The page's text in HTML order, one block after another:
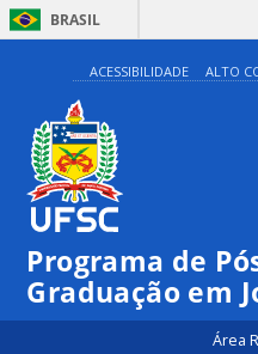
BRASIL
ACESSIBILIDADE ALTO
Programa de
Graduação em
Área